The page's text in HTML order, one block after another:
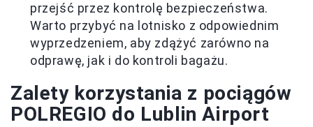
przejść przez kontrolę bezpieczeństwa.
Warto przybyć na lotnisko z odpowiednim
wyprzedzeniem, aby zdążyć zarówno na
odprawę, jak i do kontroli bagażu.
Zalety korzystania z pociągów
POLREGIO do Lublin Airport